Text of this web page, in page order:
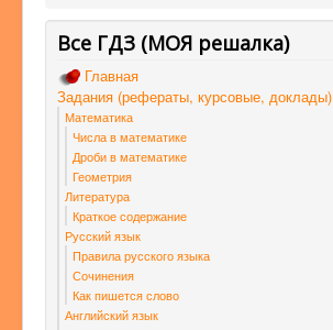
Все ГДЗ (МОЯ решалка)
Главная
Задания (рефераты, курсовые, доклады)
Математика
Числа в математике
Дроби в математике
Геометрия
Литература
Краткое содержание
Русский язык
Правила русского языка
Сочинения
Как пишется слово
Английский язык